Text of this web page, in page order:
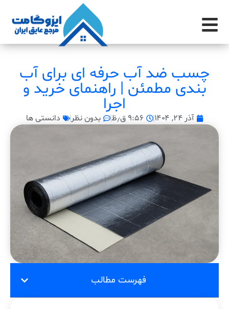
چسب ضد آب حرفه ای برای آب
بندی مطمئن | راهنمای خرید و
اجرا
آذر ۲۴, ۱۴۰۴ ۹:۵۶ ق٫ظ بدون نظر دانستی ها
فهرست مطالب